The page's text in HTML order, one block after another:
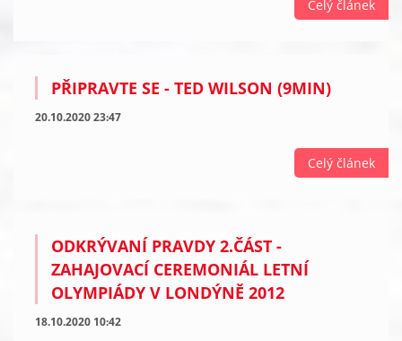
Celý článek
PŘIPRAVTE SE - TED WILSON (9MIN)
20.10.2020 23:47
Celý článek
ODKRÝVANÍ PRAVDY 2.ČÁST -
ZAHAJOVACÍ CEREMONIÁL LETNÍ
OLYMPIÁDY V LONDÝNĚ 2012
18.10.2020 10:42